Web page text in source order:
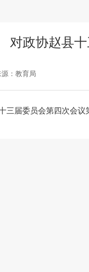
对政协赵县
：教育局
三届委员会第四次会议